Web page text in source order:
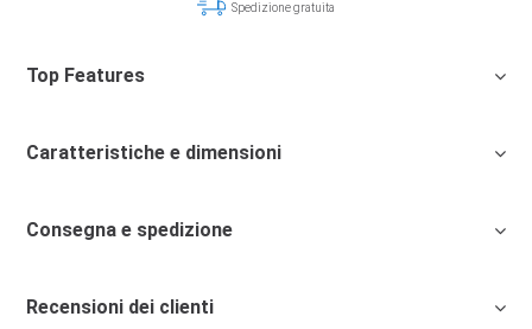
Spedizione gratuita
Top Features
Caratteristiche e dimensioni
Consegna e spedizione
Recensioni dei clienti